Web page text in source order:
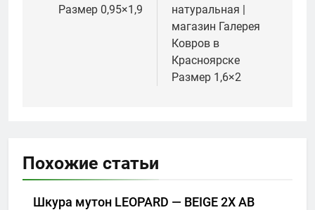
Размер 0,95×1,9
натуральная |
магазин Галерея
Ковров в
Красноярске
Размер 1,6×2
Похожие статьи
Шкура мутон LEOPARD — BEIGE 2X АВ